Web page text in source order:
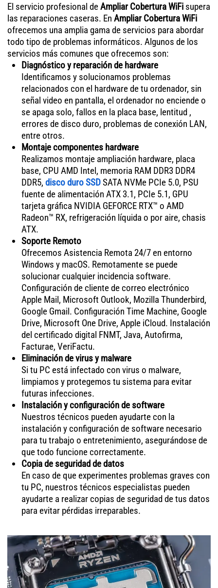
El servicio profesional deAmpliar Cobertura WiFi supera
las reparaciones caseras. En Ampliar Cobertura WiFi
ofrecemos una amplia gama de servicios para abordar
todo tipo de problemas informáticos. Algunos de los
servicios más comunes que ofrecemos son:
Diagnóstico y reparación de hardware
Identificamos y solucionamos problemas
relacionados con el hardware de tu ordenador, sin
señal video en pantalla, el ordenador no enciende o
se apaga solo, fallos en la placa base, lentitud ,
errores de disco duro, problemas de conexión LAN,
entre otros.
Montaje componentes hardware
Realizamos montaje ampliación hardware, placa
base, CPU AMD Intel, memoria RAM DDR3 DDR4
DDR5, disco duro SSDSATA NVMe PCIe 5.0, PSU
fuente de alimentación ATX 3.1, PCIe 5.1, GPU
tarjeta gráfica NVIDIA GEFORCE RTX™ o AMD
Radeon™ RX, refrigeración líquida o por aire, chasis
ATX.
Soporte Remoto
Ofrecemos Asistencia Remota 24/7 en entorno
Windows y macOS. Remotamente se puede
solucionar cualquier incidencia software.
Configuración de cliente de correo electrónico
Apple Mail, Microsoft Outlook, Mozilla Thunderbird,
Google Gmail. Configuración Time Machine, Google
Drive, Microsoft One Drive, Apple iCloud. Instalación
del certificado digital FNMT, Java, Autofirma,
Facturae, VeriFactu.
Eliminación de virus y malware
Si tu PC está infectado con virus o malware,
limpiamos y protegemos tu sistema para evitar
futuras infecciones.
Instalación y configuración de software
Nuestros técnicos pueden ayudarte con la
instalación y configuración de software necesario
para tu trabajo o entretenimiento, asegurándose de
que todo funcione correctamente.
Copia de seguridad de datos
En caso de que experimentes problemas graves con
tu PC, nuestros técnicos especialistas pueden
ayudarte a realizar copias de seguridad de tus datos
para evitar pérdidas irreparables.